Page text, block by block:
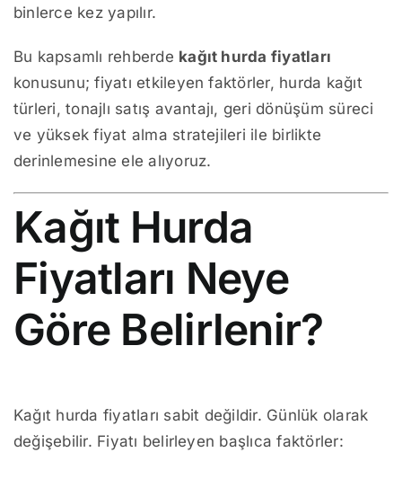
binlerce kez yapılır.
Bu kapsamlı rehberde kağıt hurda fiyatları
konusunu; fiyatı etkileyen faktörler, hurda kağıt
türleri, tonajlı satış avantajı, geri dönüşüm süreci
ve yüksek fiyat alma stratejileri ile birlikte
derinlemesine ele alıyoruz.
Kağıt Hurda
Fiyatları Neye
Göre Belirlenir?
Kağıt hurda fiyatları sabit değildir. Günlük olarak
değişebilir. Fiyatı belirleyen başlıca faktörler: